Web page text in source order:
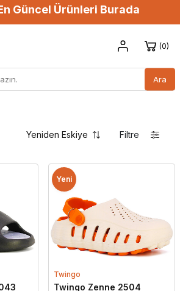
Güncel Ürünleri Burada
Ara
0
Filtre
Yeni
Twingo
Twingo Zenne 2504